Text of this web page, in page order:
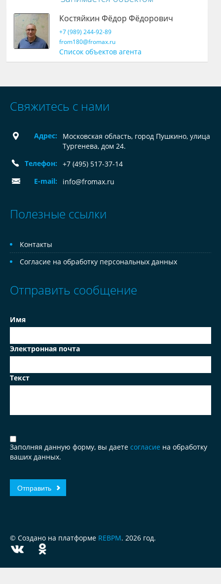
Костяйкин Фёдор Фёдорович
+7 (989) 244-92-89
from180@fromax.ru
Список объектов агента
Свяжитесь с нами
Адрес:
Московская область, город Пушкино, улица
Тургенева, дом 24.
Телефон:
+7 (495) 517-37-14
E-mail:
info@fromax.ru
Полезные ссылки
Контакты
Согласие на обработку персональных данных
Отправить сообщение
Имя
Электронная почта
Текст
Заполняя данную форму, вы даете согласие на обработку
ваших данных.
© Создано на платформе REBPM. 2026 год.